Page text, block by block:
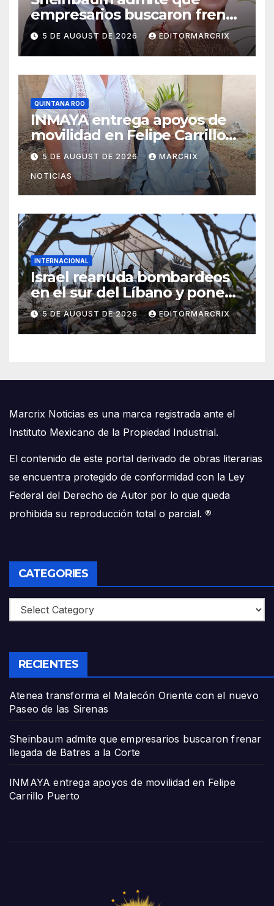
empresarios buscaron frenar
llegada de Batres a la Corte
5 DE AUGUST DE 2026 EDITORMARCRIX
QUINTANA ROO
INMAYA entrega apoyos de
movilidad en Felipe Carrillo
Puerto
5 DE AUGUST DE 2026 MARCRIX
NOTICIAS
INTERNACIONAL
Israel reanuda bombardeos
en el sur del Líbano y pone
en riesgo diálogo de paz
5 DE AUGUST DE 2026 EDITORMARCRIX
Marcrix Noticias es una marca registrada ante el
Instituto Mexicano de la Propiedad Industrial.
El contenido de este portal derivado de obras literarias
se encuentra protegido de conformidad con la Ley
Federal del Derecho de Autor por lo que queda
prohibida su reproducción total o parcial. ®
CATEGORIES
Categories
RECIENTES
Atenea transforma el Malecón Oriente con el nuevo
Paseo de las Sirenas
Sheinbaum admite que empresarios buscaron frenar
llegada de Batres a la Corte
INMAYA entrega apoyos de movilidad en Felipe
Carrillo Puerto